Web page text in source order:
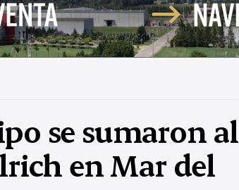
se sumaron al
en Mar del